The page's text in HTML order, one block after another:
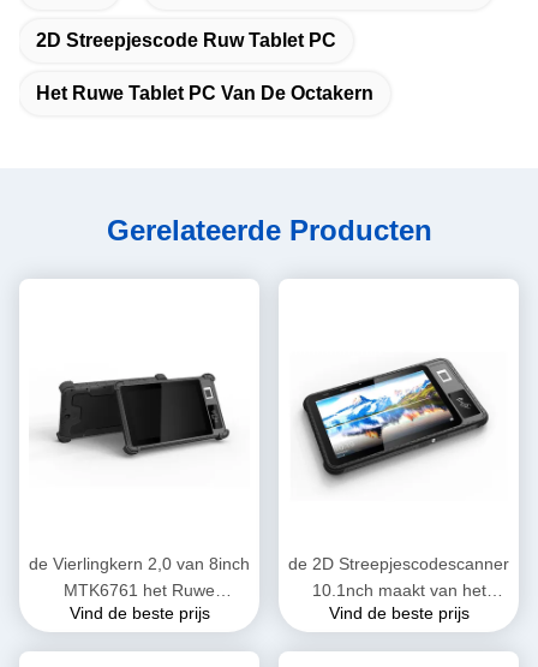
2D Streepjescode Ruw Tablet PC
Het Ruwe Tablet PC Van De Octakern
Gerelateerde Producten
de Vierlingkern 2,0 van 8inch
MTK6761 het Ruwe
Waterdichte Tablet PC van
Vind de beste prijs
de 2D Streepjescodescanner
10.1nch maakt van het
Tablet PCocta van IP65 de
Vind de beste prijs